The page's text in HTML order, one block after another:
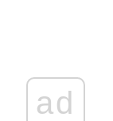
ad